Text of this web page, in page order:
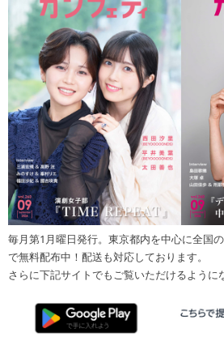
毎月第1月曜日発行。東京都内を中心に全国
で無料配布中！配送も対応しております。
さらに下記サイトでもご覧いただけるように